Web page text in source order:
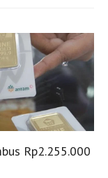
Rp2.255.000